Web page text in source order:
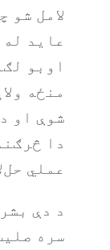
لامل شو
عاید
اوبو
منځه
شوې او
دا
عملي
د دې
سره